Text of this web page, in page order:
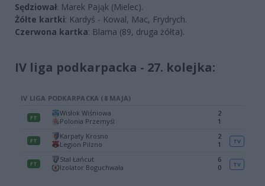
Sędziował: Marek Pająk (Mielec).
Żółte kartki: Kardyś - Kowal, Mac, Frydrych.
Czerwona kartka: Blama (89, druga żółta).
IV liga podkarpacka - 27. kolejka: